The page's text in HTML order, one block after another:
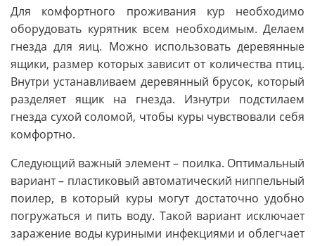
Для комфортного проживания кур необходимо
оборудовать курятник всем необходимым. Делаем
гнезда для яиц. Можно использовать деревянные
ящики, размер которых зависит от количества птиц.
Внутри устанавливаем деревянный брусок, который
разделяет ящик на гнезда. Изнутри подстилаем
гнезда сухой соломой, чтобы куры чувствовали себя
комфортно.
Следующий важный элемент – поилка. Оптимальный
вариант – пластиковый автоматический ниппельный
поилер, в который куры могут достаточно удобно
погружаться и пить воду. Такой вариант исключает
заражение воды куриными инфекциями и облегчает